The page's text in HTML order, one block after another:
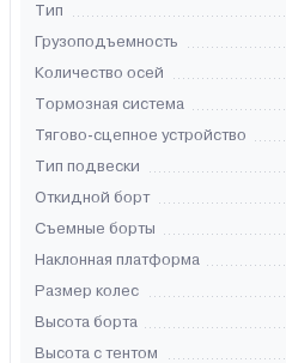
Тип
Грузоподъемность
Количество осей
Тормозная система
Тягово-сцепное устройство
Тип подвески
Откидной борт
Съемные борты
Наклонная платформа
Размер колес
Высота борта
Высота с тентом